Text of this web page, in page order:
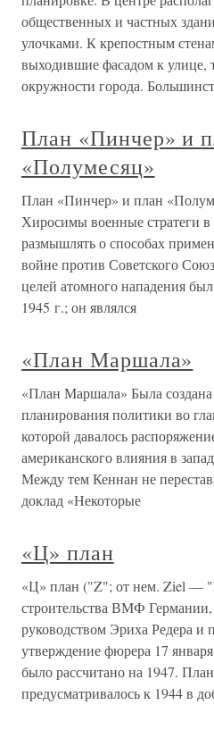
общественных и частных
улочками. К крепостным
выходившие фасадом к улице,
окружности города.
План «Пинчер» и
«Полумесяц»
План «Пинчер» и план
Хиросимы военные стратеги
размышлять о способах
войне против Советского
целей атомного нападения
1945 г.; он являлся
«План Маршала»
«План Маршала» Была создана
планирования политики во
которой давалось
американского влияния в
Между тем Кеннан не
доклад «Некоторые
«Ц» план
«Ц» план ("Z"; от нем. Ziel —
строительства ВМФ
руководством Эриха Редера и
утверждение фюрера 17
было рассчитано на 1947.
предусматривалось к 1944 в